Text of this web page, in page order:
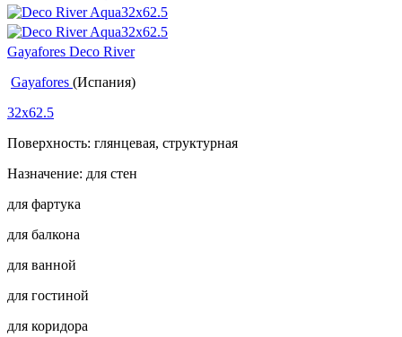
Gayafores Deco River
Gayafores (Испания)
32x62.5
Поверхность: глянцевая, структурная
Назначение: для стен
для фартука
для балкона
для ванной
для гостиной
для коридора